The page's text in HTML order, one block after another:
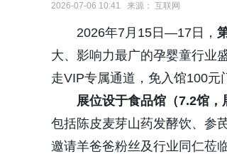
2026-07-06 10:41 来源： 互联网
2026年7月15日—17日，
大、影响力最广的孕婴童行业
走VIP专属通道，免入馆100元
展位设于食品馆（7.2馆，
包括陈皮麦芽山药发酵饮、参
邀请羊爸爸粉丝及行业同仁莅